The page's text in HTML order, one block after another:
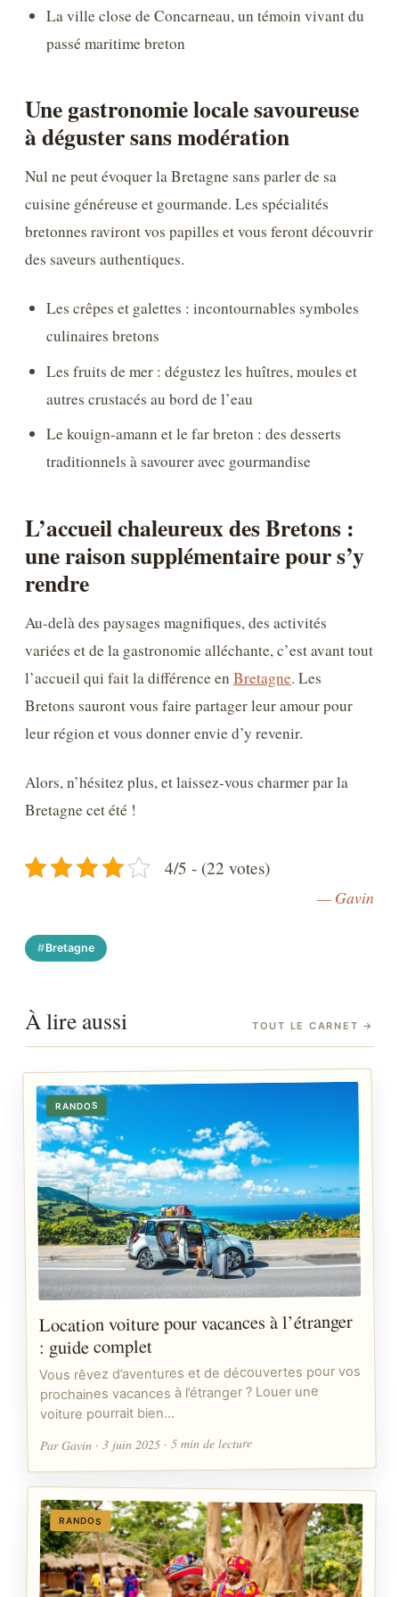
La ville close de Concarneau, un témoin vivant du
passé maritime breton
Une gastronomie locale savoureuse
à déguster sans modération
Nul ne peut évoquer la Bretagne sans parler de sa
cuisine généreuse et gourmande. Les spécialités
bretonnes raviront vos papilles et vous feront découvrir
des saveurs authentiques.
Les crêpes et galettes : incontournables symboles
culinaires bretons
Les fruits de mer : dégustez les huîtres, moules et
autres crustacés au bord de l’eau
Le kouign-amann et le far breton : des desserts
traditionnels à savourer avec gourmandise
L’accueil chaleureux des Bretons :
une raison supplémentaire pour s’y
rendre
Au-delà des paysages magnifiques, des activités
variées et de la gastronomie alléchante, c’est avant tout
l’accueil qui fait la différence en Bretagne. Les
Bretons sauront vous faire partager leur amour pour
leur région et vous donner envie d’y revenir.
Alors, n’hésitez plus, et laissez-vous charmer par la
Bretagne cet été !
4/5 - (22 votes)
— Gavin
Bretagne
À lire aussi TOUT LE CARNET →
RANDOS
Location voiture pour vacances à l’étranger
: guide complet
Vous rêvez d’aventures et de découvertes pour vos
prochaines vacances à l’étranger ? Louer une
voiture pourrait bien…
Par Gavin · 3 juin 2025 · 5 min de lecture
RANDOS